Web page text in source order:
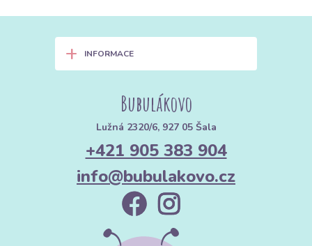
+ INFORMACE
Bubulákovo
Lužná 2320/6, 927 05 Šala
+421 905 383 904
info@bubulakovo.cz